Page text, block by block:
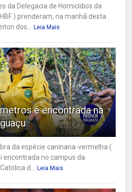
da Delegacia de Homicídios da
) prenderam, na manhã desta
dos... Leia Mais
é encontrada na
da espécie caninana-vermelha (
encontrada no campus da
d... Leia Mais